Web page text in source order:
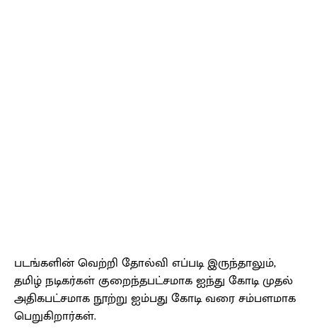
படங்களின் வெற்றி தோல்வி எப்படி இருந்தாலும்,
தமிழ் நடிகர்கள் குறைந்தபட்சமாக ஐந்து கோடி முதல்
அதிகபட்சமாக நூற்று ஐம்பது கோடி வரை சம்பளமாக
பெறுகிறார்கள்.